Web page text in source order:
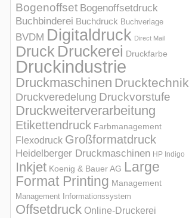
Bogenoffset Bogenoffsetdruck
Buchbinderei Buchdruck Buchverlage
BVDM Digitaldruck Direct Mail
Druck Druckerei Druckfarbe
Druckindustrie
Druckmaschinen Drucktechnik
Druckveredelung Druckvorstufe
Druckweiterverarbeitung
Etikettendruck Farbmanagement
Flexodruck Großformatdruck
Heidelberger Druckmaschinen HP Indigo
Inkjet Koenig & Bauer AG Large
Format Printing Management
Management Informations­system
Offsetdruck Online-Druckerei